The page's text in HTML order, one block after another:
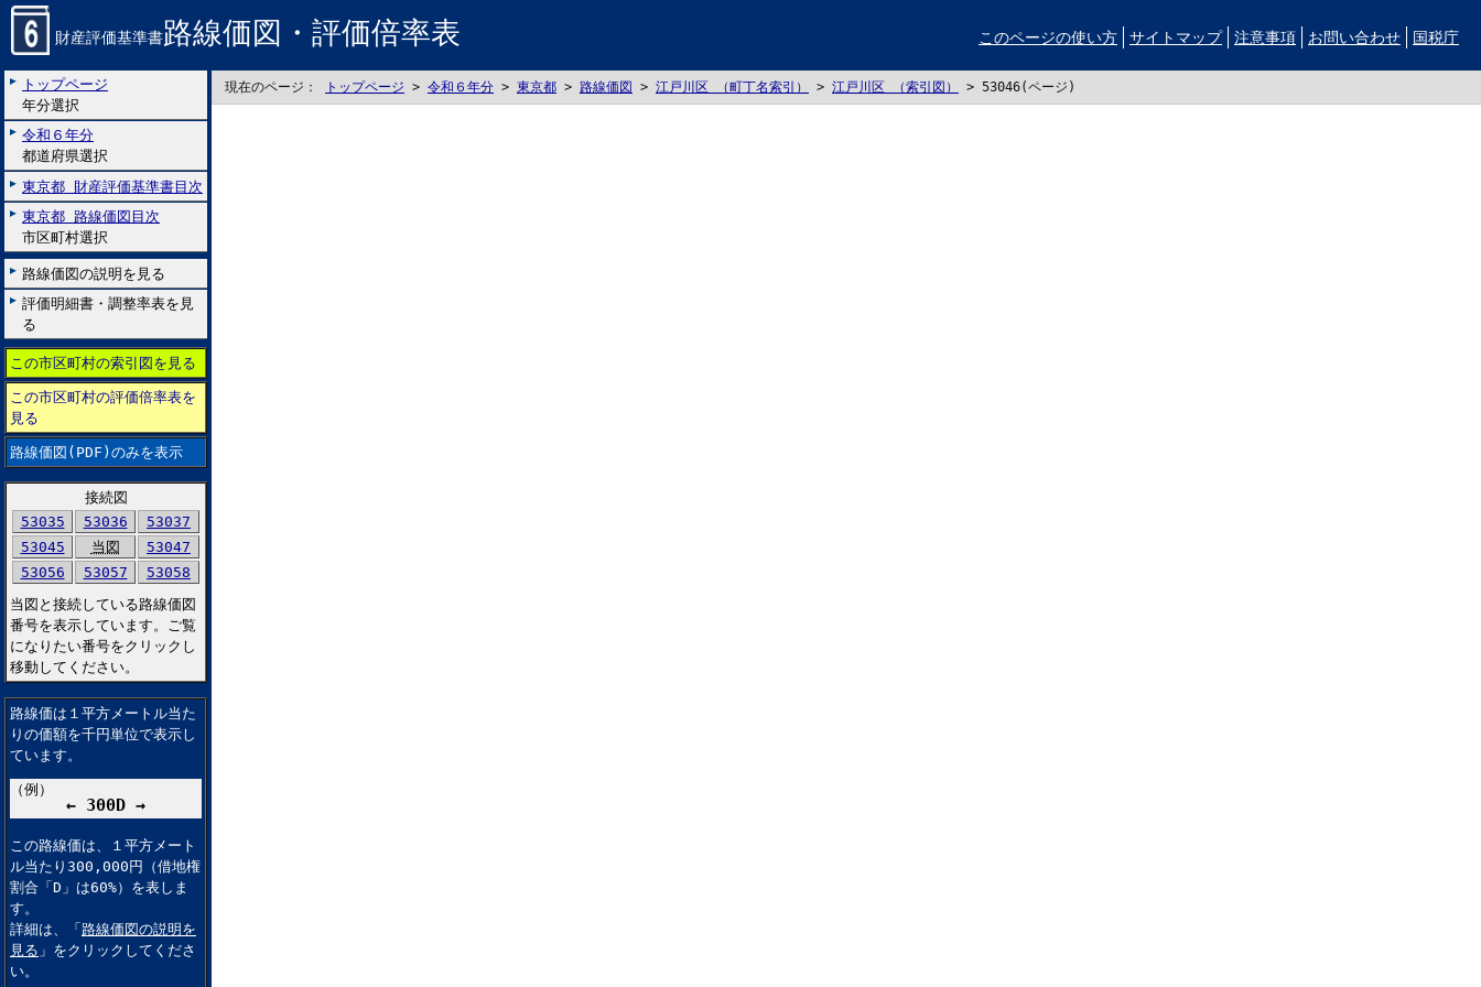
財産評価基準書路線価図・評価倍率表 このページの使い方 サイトマップ 注意事項 お問い合わせ 国税庁
トップページ
年分選択
令和６年分
都道府県選択
東京都 財産評価基準書目次
東京都 路線価図目次
市区町村選択
路線価図の説明を見る
評価明細書・調整率表を見
る
この市区町村の索引図を見る
この市区町村の評価倍率表を
見る
路線価図(PDF)のみを表示
接続図
53035
53036
53037
53045
当図
53047
53056
53057
53058
当図と接続している路線価図
番号を表示しています。ご覧
になりたい番号をクリックし
移動してください。
路線価は１平方メートル当た
りの価額を千円単位で表示し
ています。
（例）
← 300D →
この路線価は、１平方メート
ル当たり300,000円（借地権
割合「D」は60%）を表しま
す。
詳細は、「 路線価図の説明を
見る 」をクリックしてくださ
い。
現在のページ： トップページ > 令和６年分 > 東京都 > 路線価図 > 江戸川区 （町丁名索引） > 江戸川区 （索引図） > 53046(ページ)